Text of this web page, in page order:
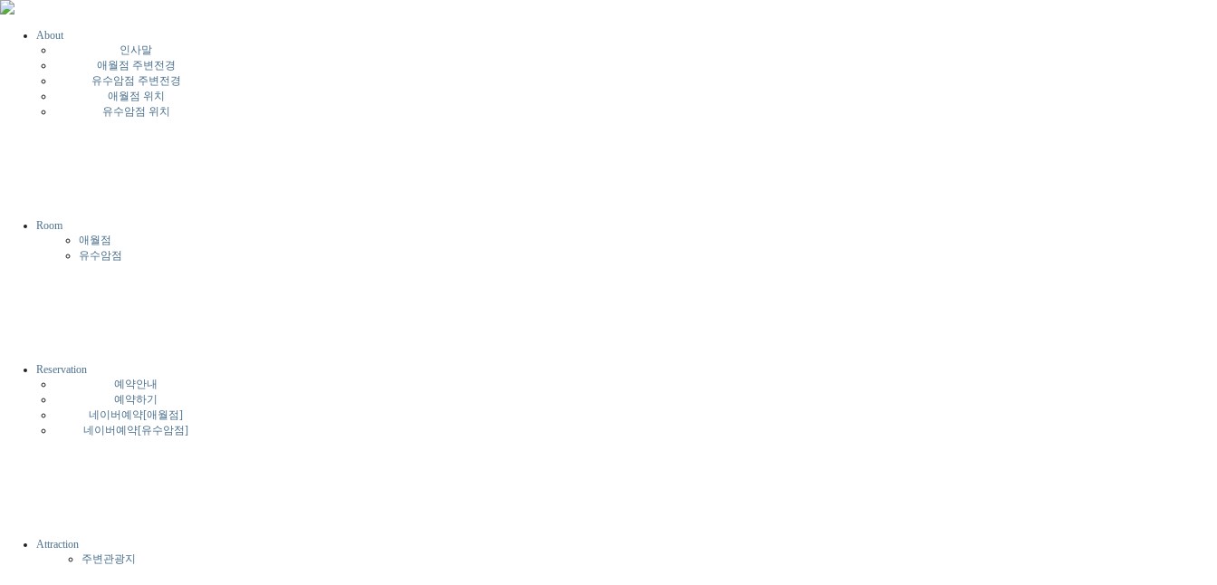
About
인사말
애월점 주변전경
유수암점 주변전경
애월점 위치
유수암점 위치
Room
애월점
유수암점
Reservation
예약안내
예약하기
네이버예약[애월점]
네이버예약[유수암점]
Attraction
주변관광지